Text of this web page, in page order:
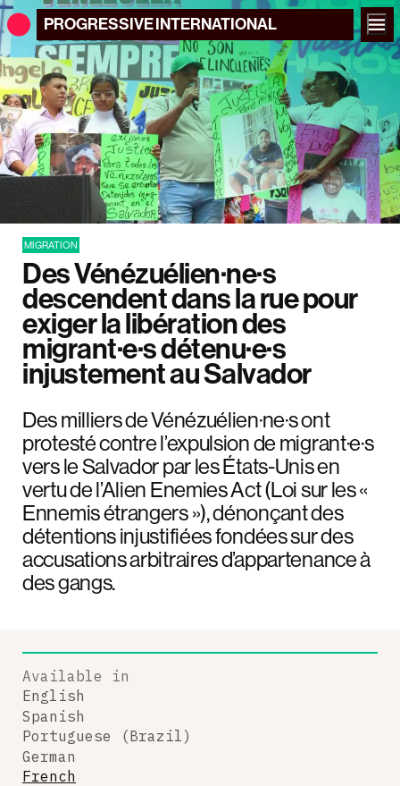
PROGRESSIVEINTERNATIONAL
MIGRATION
Des Vénézuélien·ne·s
descendent dans la rue pour
exiger la libération des
migrant·e·s détenu·e·s
injustement au Salvador
Des milliers de Vénézuélien·ne·s ont
protesté contre l’expulsion de migrant·e·s
vers le Salvador par les États-Unis en
vertu de l’Alien Enemies Act (Loi sur les «
Ennemis étrangers »), dénonçant des
détentions injustifiées fondées sur des
accusations arbitraires d’appartenance à
des gangs.
Available in
English
Spanish
Portuguese (Brazil)
German
French